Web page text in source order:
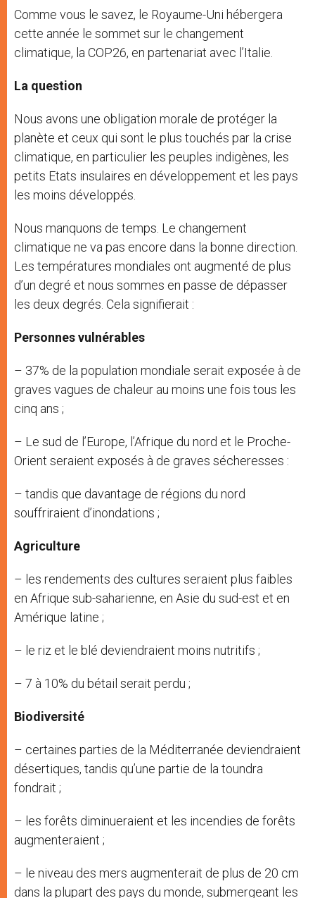
Comme vous le savez, le Royaume-Uni hébergera
cette année le sommet sur le changement
climatique, la COP26, en partenariat avec l’Italie.
La question
Nous avons une obligation morale de protéger la
planète et ceux qui sont le plus touchés par la crise
climatique, en particulier les peuples indigènes, les
petits Etats insulaires en développement et les pays
les moins développés.
Nous manquons de temps. Le changement
climatique ne va pas encore dans la bonne direction.
Les températures mondiales ont augmenté de plus
d’un degré et nous sommes en passe de dépasser
les deux degrés. Cela signifierait :
Personnes vulnérables
– 37% de la population mondiale serait exposée à de
graves vagues de chaleur au moins une fois tous les
cinq ans ;
– Le sud de l’Europe, l’Afrique du nord et le Proche-
Orient seraient exposés à de graves sécheresses :
– tandis que davantage de régions du nord
souffriraient d’inondations ;
Agriculture
– les rendements des cultures seraient plus faibles
en Afrique sub-saharienne, en Asie du sud-est et en
Amérique latine ;
– le riz et le blé deviendraient moins nutritifs ;
– 7 à 10% du bétail serait perdu ;
Biodiversité
– certaines parties de la Méditerranée deviendraient
désertiques, tandis qu’une partie de la toundra
fondrait ;
– les forêts diminueraient et les incendies de forêts
augmenteraient ;
– le niveau des mers augmenterait de plus de 20 cm
dans la plupart des pays du monde, submergeant les